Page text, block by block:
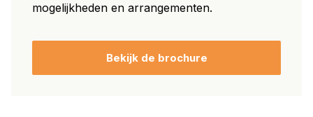
mogelijkheden en arrangementen.
Bekijk de brochure